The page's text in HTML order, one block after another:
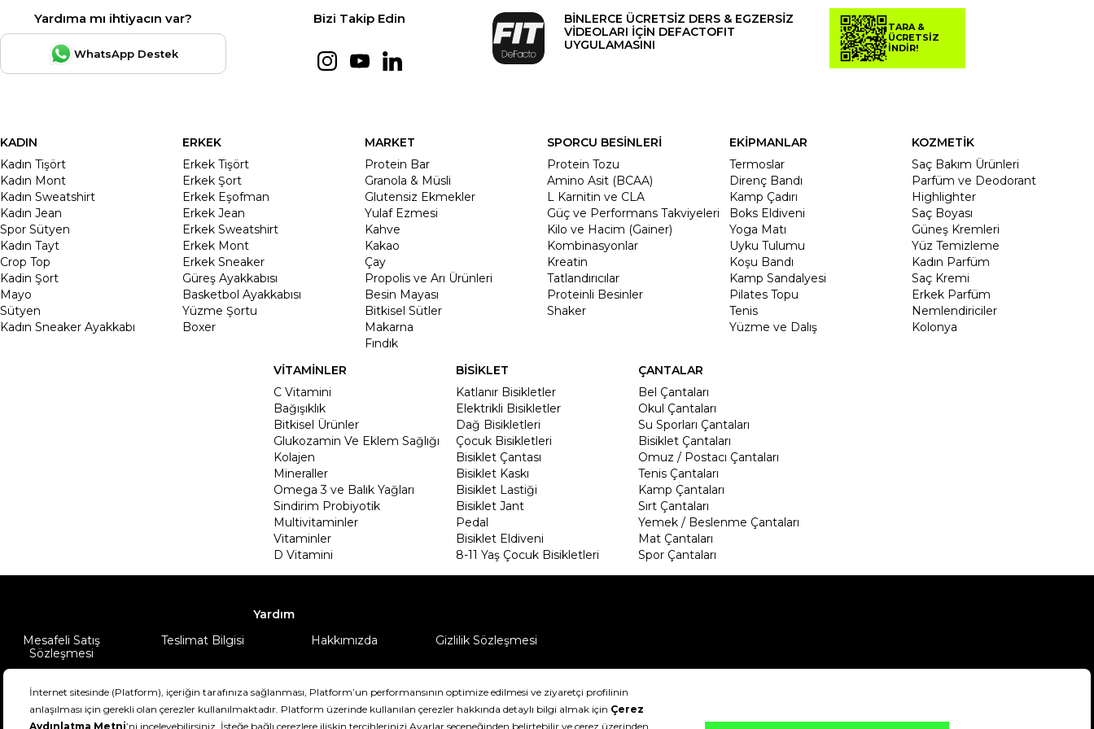
Yardıma mı ihtiyacın var?
WhatsApp Destek
Bizi Takip Edin
BİNLERCE ÜCRETSİZ DERS & EGZERSİZ
VİDEOLARI İÇİN DEFACTOFIT
UYGULAMASINI
TARA &
ÜCRETSİZ
İNDİR!
KADIN
Kadın Tişört
Kadın Mont
Kadın Sweatshirt
Kadın Jean
Spor Sütyen
Kadın Tayt
Crop Top
Kadin Şort
Mayo
Sütyen
Kadın Sneaker Ayakkabı
ERKEK
Erkek Tişört
Erkek Şort
Erkek Eşofman
Erkek Jean
Erkek Sweatshirt
Erkek Mont
Erkek Sneaker
Güreş Ayakkabısı
Basketbol Ayakkabısı
Yüzme Şortu
Boxer
MARKET
Protein Bar
Granola & Müsli
Glutensiz Ekmekler
Yulaf Ezmesi
Kahve
Kakao
Çay
Propolis ve Arı Ürünleri
Besin Mayası
Bitkisel Sütler
Makarna
Fındık
SPORCU BESİNLERİ
Protein Tozu
Amino Asit (BCAA)
L Karnitin ve CLA
Güç ve Performans Takviyeleri
Kilo ve Hacim (Gainer)
Kombinasyonlar
Kreatin
Tatlandırıcılar
Proteinli Besinler
Shaker
EKİPMANLAR
Termoslar
Direnç Bandı
Kamp Çadırı
Boks Eldiveni
Yoga Matı
Uyku Tulumu
Koşu Bandı
Kamp Sandalyesi
Pilates Topu
Tenis
Yüzme ve Dalış
KOZMETİK
Saç Bakım Ürünleri
Parfüm ve Deodorant
Highlighter
Saç Boyası
Güneş Kremleri
Yüz Temizleme
Kadın Parfüm
Saç Kremi
Erkek Parfüm
Nemlendiriciler
Kolonya
VİTAMİNLER
C Vitamini
Bağışıklık
Bitkisel Ürünler
Glukozamin Ve Eklem Sağlığı
Kolajen
Mineraller
Omega 3 ve Balık Yağları
Sindirim Probiyotik
Multivitaminler
Vitaminler
D Vitamini
BİSİKLET
Katlanır Bisikletler
Elektrikli Bisikletler
Dağ Bisikletleri
Çocuk Bisikletleri
Bisiklet Çantası
Bisiklet Kaskı
Bisiklet Lastiği
Bisiklet Jant
Pedal
Bisiklet Eldiveni
8-11 Yaş Çocuk Bisikletleri
ÇANTALAR
Bel Çantaları
Okul Çantaları
Su Sporları Çantaları
Bisiklet Çantaları
Omuz / Postacı Çantaları
Tenis Çantaları
Kamp Çantaları
Sırt Çantaları
Yemek / Beslenme Çantaları
Mat Çantaları
Spor Çantaları
Yardım
Mesafeli Satış
Sözleşmesi
Teslimat Bilgisi Hakkımızda Gizlilik Sözleşmesi